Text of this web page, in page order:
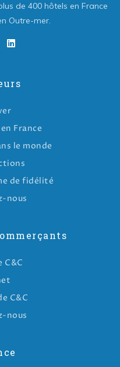
de 400 hôtels en France
Outre-mer.
France
le monde
de fidélité
nous
C&C
C&C
nous